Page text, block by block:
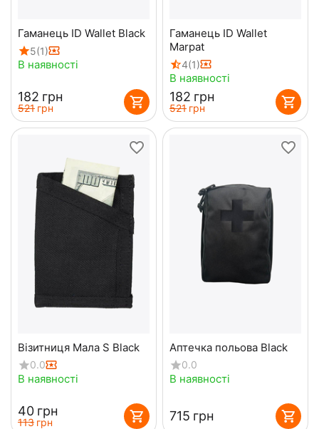
Гаманець ID Wallet Black
5(1)
В наявності
‍182‍ грн
‍521‍ грн
Гаманець ID Wallet
Marpat
4(1)
В наявності
‍182‍ грн
‍521‍ грн
Візитниця Мала S Black
0.0
В наявності
‍40‍ грн
‍113‍ грн
Аптечка польова Black
0.0
В наявності
‍715‍ грн